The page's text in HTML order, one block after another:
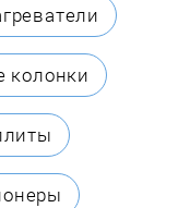
колонки